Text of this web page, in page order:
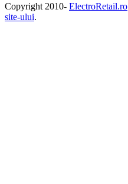
Copyright 2010- ElectroRetail.ro
site-ului.